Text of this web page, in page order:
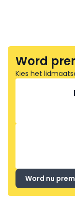
Word
Kies het
Word nu